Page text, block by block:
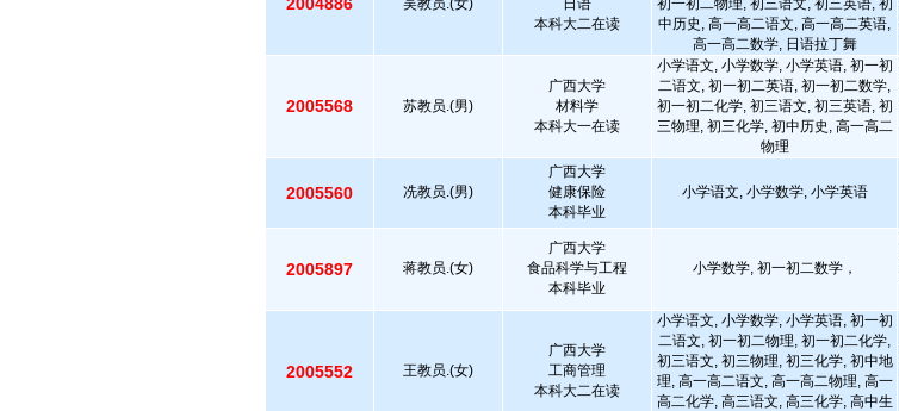
吴教员.(女)
日语
本科大二在读
初一初二物理, 初三语文, 初三英语, 初
中历史, 高一高二语文, 高一高二英语,
高一高二数学, 日语拉丁舞
2005568 苏教员.(男)
广西大学
材料学
本科大一在读
小学语文, 小学数学, 小学英语, 初一初
二语文, 初一初二英语, 初一初二数学,
初一初二化学, 初三语文, 初三英语, 初
三物理, 初三化学, 初中历史, 高一高二
物理
2005560 冼教员.(男)
广西大学
健康保险
本科毕业
小学语文, 小学数学, 小学英语
2005897 蒋教员.(女)
广西大学
食品科学与工程
本科毕业
小学数学, 初一初二数学，
2005552 王教员.(女)
广西大学
工商管理
本科大二在读
小学语文, 小学数学, 小学英语, 初一初
二语文, 初一初二物理, 初一初二化学,
初三语文, 初三物理, 初三化学, 初中地
理, 高一高二语文, 高一高二物理, 高一
高二化学, 高三语文, 高三化学, 高中生